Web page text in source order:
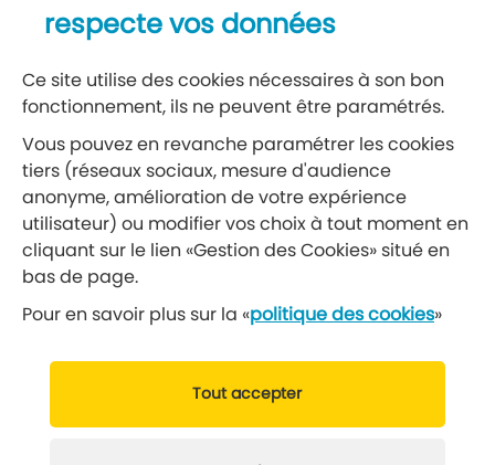
Réseaux sociaux
Suivez-nous
Retrouvez nous sur Facebook
Mentions légales Données personnelles
respecte vos données
Ce site utilise des cookies nécessaires à son bon
fonctionnement, ils ne peuvent être paramétrés.
Vous pouvez en revanche paramétrer les cookies
tiers (réseaux sociaux, mesure d'audience
anonyme, amélioration de votre expérience
utilisateur) ou modifier vos choix à tout moment en
cliquant sur le lien «Gestion des Cookies» situé en
bas de page.
Pour en savoir plus sur la «politique des cookies»
Tout accepter